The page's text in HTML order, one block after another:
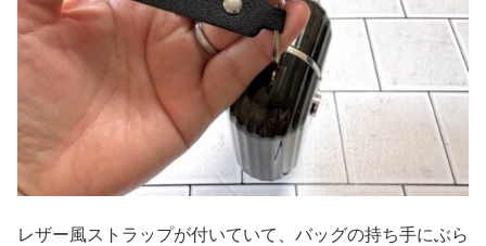
レザー風ストラップが付いていて、バッグの持ち手にぶら